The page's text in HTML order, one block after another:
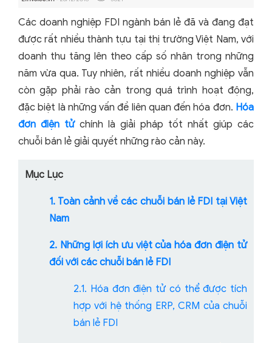
Các doanh nghiệp FDI ngành bán lẻ đã và đang đạt
được rất nhiều thành tựu tại thị trường Việt Nam, với
doanh thu tăng lên theo cấp số nhân trong những
năm vừa qua. Tuy nhiên, rất nhiều doanh nghiệp vẫn
còn gặp phải rào cản trong quá trình hoạt động,
đặc biệt là những vấn đề liên quan đến hóa đơn. Hóa
đơn điện tửchính là giải pháp tốt nhất giúp các
chuỗi bán lẻ giải quyết những rào cản này.
Mục Lục
1. Toàn cảnh về các chuỗi bán lẻ FDI tại Việt
Nam
2. Những lợi ích ưu việt của hóa đơn điện tử
đối với các chuỗi bán lẻ FDI
2.1. Hóa đơn điện tử có thể được tích
hợp với hệ thống ERP, CRM của chuỗi
bán lẻ FDI